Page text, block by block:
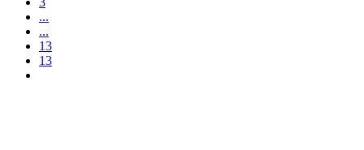
...
...
13
13